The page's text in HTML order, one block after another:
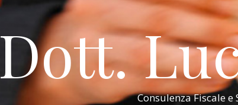
Dott.
Consulenza Fiscale e